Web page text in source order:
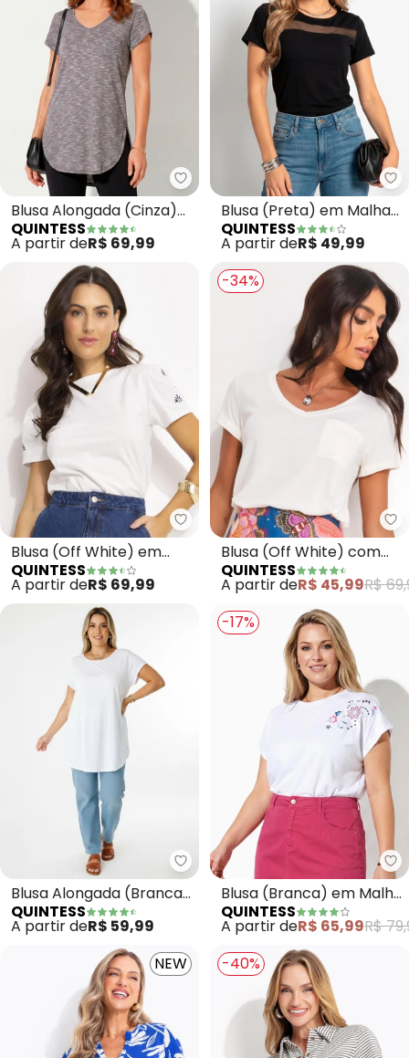
Quintess - Blusa Alongada
Blusa Alongada (Cinza)
com Decote V
QUINTESS
A partir deR$ 69,99
Blusa (Preta) em Malha
de Viscose
QUINTESS
A partir deR$ 49,99
Quintess - Blusa (Off White)
Blusa (Off White) em
Malha de Algodão
Penteado
QUINTESS
A partir deR$ 69,99
-34%
Blusa (Off White) com
Decote V e Bolso Frontal
QUINTESS
A partir deR$ 45,99R$
Quintess - Blusa Alongada
Blusa Alongada (Branca)
com Barra Arredondada
QUINTESS
A partir deR$ 59,99
-17%
Blusa (Branca) em Malha
de Algodão
QUINTESS
A partir deR$ 65,99R$
NEW
-40%